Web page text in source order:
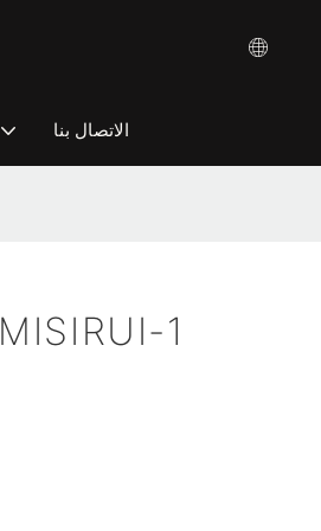
الاتصال بنا
كراسي طعام فاخرة من MISIRUI-1